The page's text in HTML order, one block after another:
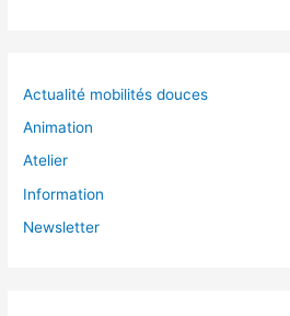
Actualité mobilités douces
Animation
Atelier
Information
Newsletter